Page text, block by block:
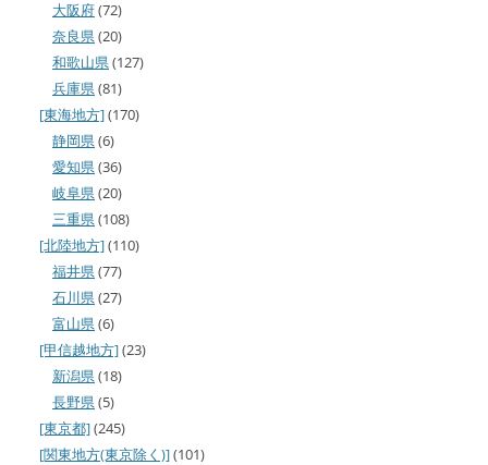
大阪府(72)
奈良県(20)
和歌山県(127)
兵庫県(81)
[東海地方](170)
静岡県(6)
愛知県(36)
岐阜県(20)
三重県(108)
[北陸地方](110)
福井県(77)
石川県(27)
富山県(6)
[甲信越地方](23)
新潟県(18)
長野県(5)
[東京都](245)
[関東地方(東京除く)](101)